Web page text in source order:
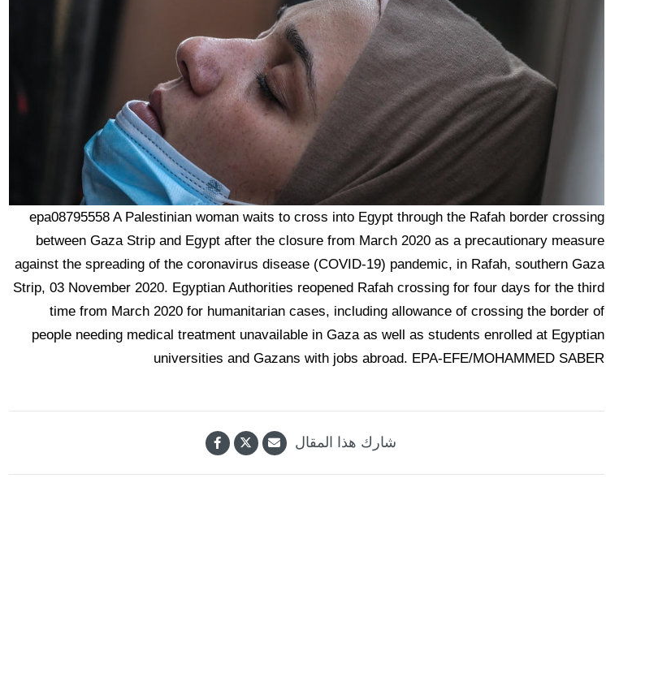
epa08795558 A Palestinian woman waits to cross into Egypt through the Rafah border crossing
between Gaza Strip and Egypt after the closure from March 2020 as a precautionary measure
against the spreading of the coronavirus disease (COVID-19) pandemic, in Rafah, southern Gaza
Strip, 03 November 2020. Egyptian Authorities reopened Rafah crossing for four days for the third
time from March 2020 for humanitarian cases, including allowance of crossing the border of
people needing medical treatment unavailable in Gaza as well as students enrolled at Egyptian
universities and Gazans with jobs abroad. EPA-EFE/MOHAMMED SABER
شارك هذا المقال